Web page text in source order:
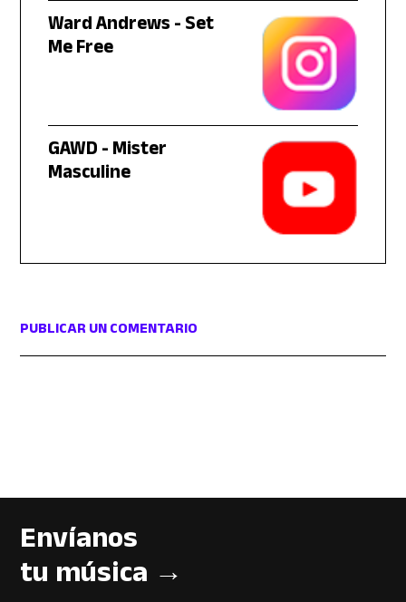
Ward Andrews - Set
Me Free
GAWD - Mister
Masculine
PUBLICAR UN COMENTARIO
Envíanos
tu música →